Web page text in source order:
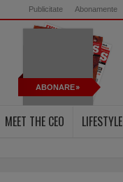
Publicitate Abonamente
ABONARE
MEET THE CEO LIFESTYLE